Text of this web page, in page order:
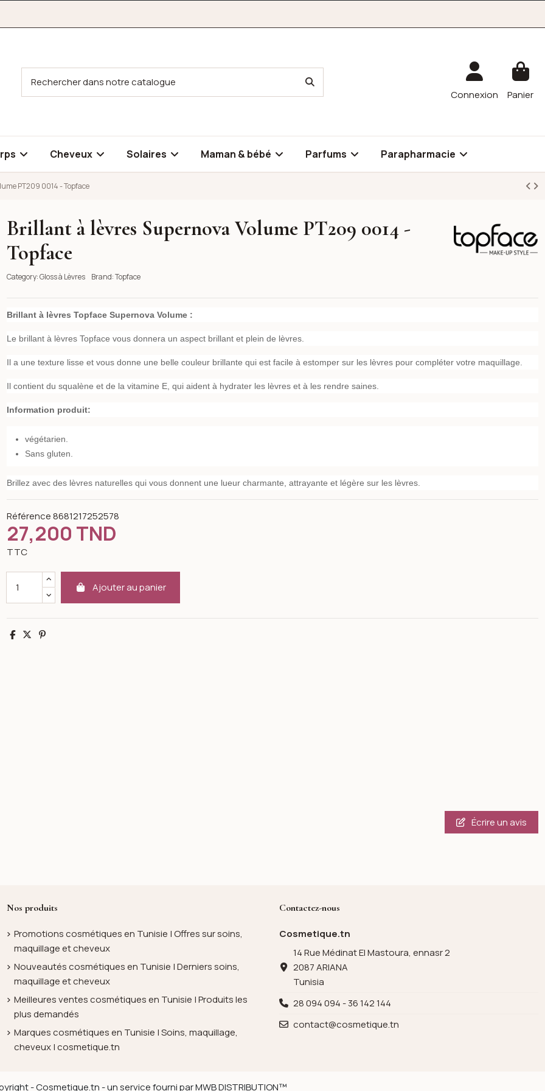
Connexion Panier
Cheveux Solaires Maman & bébé Parfums Parapharmacie
PT209 0014 - Topface
PT209 0014 - Topface
image gallery for Brillant à lèvres Supernova Volume PT209 0014 - Topface
Topface
Brillant à lèvres Supernova Volume PT209 0014 -
Topface
Category:Gloss à Lèvres Brand:Topface
Brillant à lèvres Topface Supernova Volume :
Le brillant à lèvres Topface vous donnera un aspect brillant et plein de lèvres.
Il a une texture lisse et vous donne une belle couleur brillante qui est facile à estomper sur les lèvres pour compléter votre maquillage.
Il contient du squalène et de la vitamine E, qui aident à hydrater les lèvres et à les rendre saines.
Information produit:
végétarien.
Sans gluten.
Brillez avec des lèvres naturelles qui vous donnent une lueur charmante, attrayante et légère sur les lèvres.
Référence 8681217252578
27,200 TND
TTC
Ajouter au panier
Partager
TweetPinterest
Écrire un avis
Nos produits
Promotions cosmétiques en Tunisie | Offres sur soins,
maquillage et cheveux
Nouveautés cosmétiques en Tunisie | Derniers soins,
maquillage et cheveux
Meilleures ventes cosmétiques en Tunisie | Produits les
plus demandés
Marques cosmétiques en Tunisie | Soins, maquillage,
cheveux | cosmetique.tn
Contactez-nous
Cosmetique.tn
14 Rue Médinat El Mastoura, ennasr 2
2087 ARIANA
Tunisia
28 094 094 - 36 142 144
contact@cosmetique.tn
- Cosmetique.tn - un service fourni par MWB DISTRIBUTION™